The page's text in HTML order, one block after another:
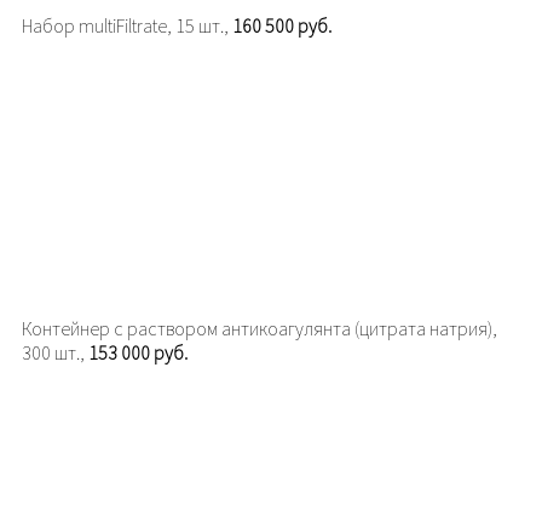
Набор multiFiltrate, 15 шт., 160 500 руб.
Контейнер с раствором антикоагулянта (цитрата натрия),
300 шт., 153 000 руб.